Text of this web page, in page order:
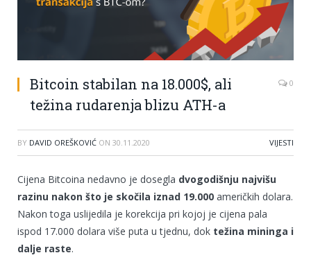
Bitcoin stabilan na 18.000$, ali
težina rudarenja blizu ATH-a
0
BY DAVID OREŠKOVIĆ ON 30.11.2020 VIJESTI
Cijena Bitcoina nedavno je dosegla dvogodišnju najvišu
razinu nakon što je skočila iznad 19.000 američkih dolara.
Nakon toga uslijedila je korekcija pri kojoj je cijena pala
ispod 17.000 dolara više puta u tjednu, dok težina mininga i
dalje raste.